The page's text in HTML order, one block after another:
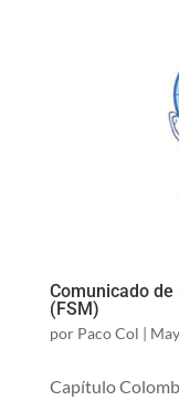
Comunicado
(FSM)
por Paco Col |
Capítulo